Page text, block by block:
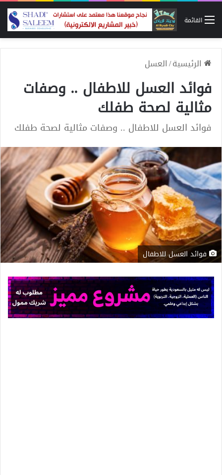
القائمة
الرئيسية/العسل
فوائد العسل للاطفال .. وصفات
مثالية لصحة طفلك
فوائد العسل للاطفال .. وصفات مثالية لصحة طفلك
فوائد العسل للاطفال